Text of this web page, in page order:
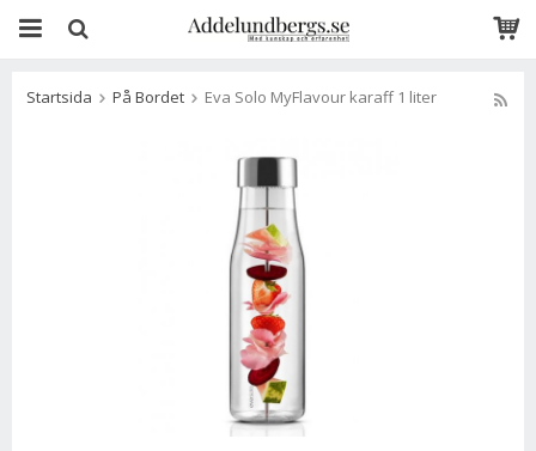
Startsida På Bordet Eva Solo MyFlavour karaff 1 liter